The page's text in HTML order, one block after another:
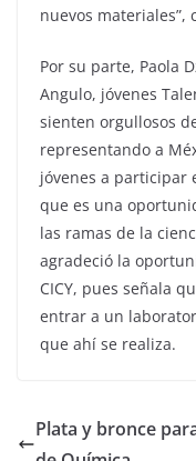
nuevos materiales”,
Por su parte, Paola
Angulo, jóvenes
sienten orgullosos
representando a
jóvenes a participar
que es una
las ramas de la
agradeció la
CICY, pues señala
entrar a un
que ahí se realiza.
Plata y bronce